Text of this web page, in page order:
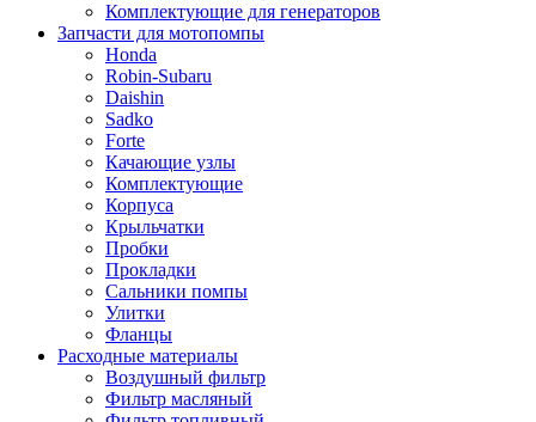
Комплектующие для генераторов
Запчасти для мотопомпы
Honda
Robin-Subaru
Daishin
Sadko
Forte
Качающие узлы
Комплектующие
Корпуса
Крыльчатки
Пробки
Прокладки
Сальники помпы
Улитки
Фланцы
Расходные материалы
Воздушный фильтр
Фильтр масляный